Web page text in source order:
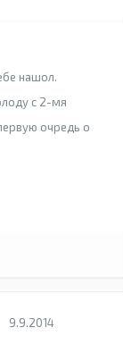
нашол.
с 2-мя
очредь о
9.9.2014